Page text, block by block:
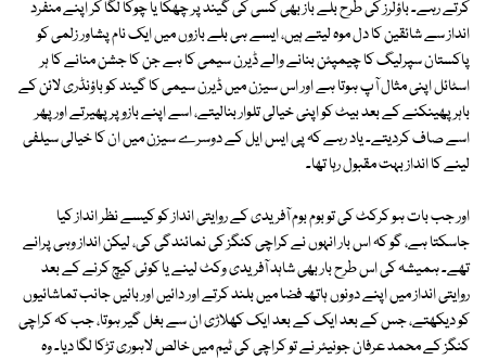
کرتے رہے۔ باؤلرز کی طرح بلے باز بھی کسی کی گیند پر چھکا یا چوکا لگا کر اپنے منفرد
انداز سے شائقین کا دل موہ لیتے ہیں، ایسے ہی بلے بازوں میں ایک نام پشاور زلمی کو
پاکستان سپرلیگ کا چیمپئن بنانے والے ڈیرن سیمی کا ہے جن کا جشن منانے کا ہر
اسٹائل اپنی مثال آپ ہوتا ہے اور اس سیزن میں ڈیرن سیمی کا گیند کو باؤنڈری لائن کے
باہر پھینکنے کے بعد بیٹ کو اپنی خیالی تلوار بنالیتے، اسے اپنے بازو پر پھیرتے اور پھر
اسے صاف کردیتے۔ یاد رہے کہ پی ایس ایل کے دوسرے سیزن میں ان کا خیالی سیلفی
لینے کا انداز بہت مقبول رہا تھا۔
اور جب بات ہو کرکٹ کی تو بوم بوم آفریدی کے روایتی انداز کو کیسے نظر انداز کیا
جاسکتا ہے، گو کہ اس بار انہوں نے کراچی کنگز کی نمائندگی کی، لیکن انداز وہی پرانے
تھے۔ ہمیشہ کی اس طرح بار بھی شاہد آفریدی وکٹ لینے یا کوئی کیچ کرنے کے بعد
روایتی انداز میں اپنے دونوں ہاتھ فضا میں بلند کرتے اور دائیں اور بائیں جانب تماشائیوں
کو دیکھتے، جس کے بعد ایک کے بعد ایک کھلاڑی ان سے بغل گیر ہوتا، جب کہ کراچی
کنگز کے محمد عرفان جونیئر نے تو کراچی کی ٹیم میں خالص لاہوری تڑکا لگا دیا۔ وہ